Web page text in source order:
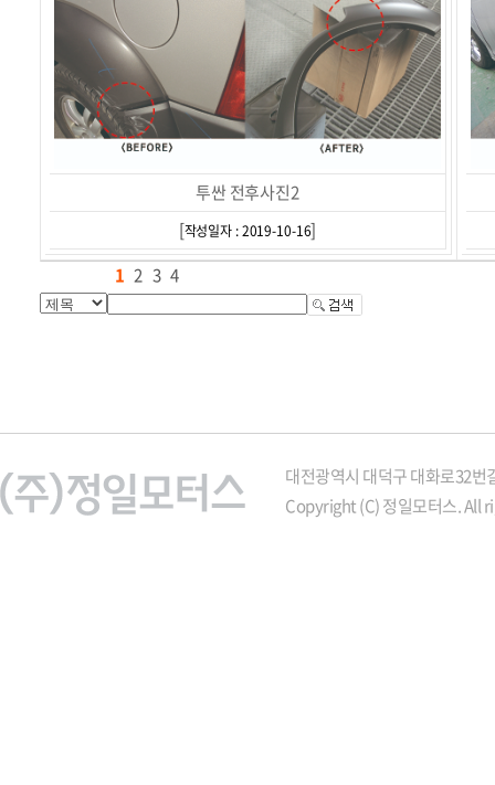
투싼 전후사진2
[작성일자 : 2019-10-16]
1 2 3 4
대전광역시 대덕구 대화로32번
Copyright (C) 정일모터스. All